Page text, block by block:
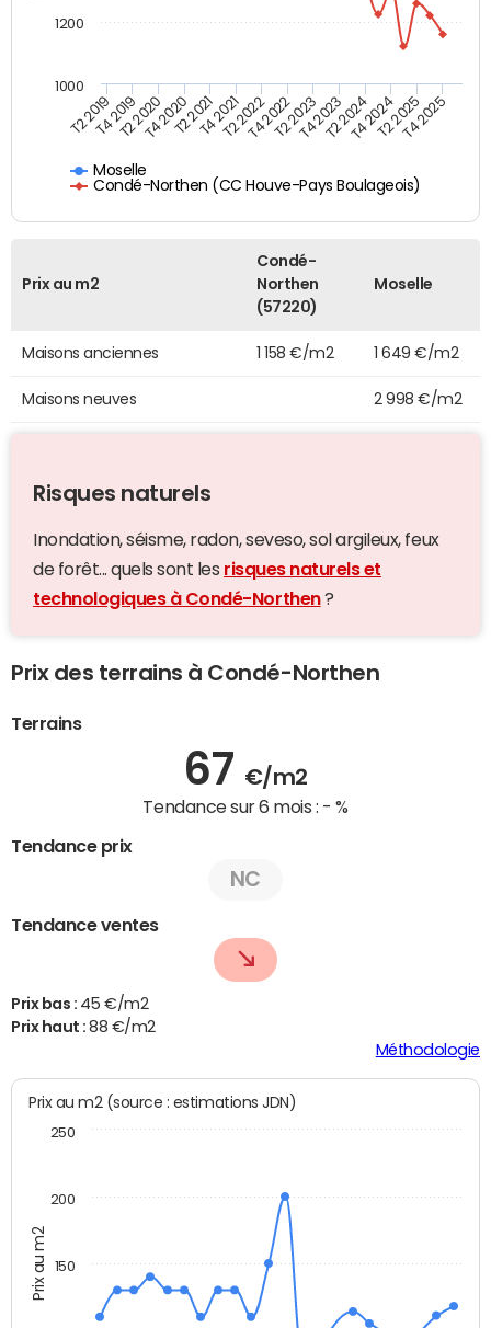
Moselle
Condé-Northen (CC Houve-Pays Boulageois)
T2 2019T4 2019T2 2020T4 2020T2 2021T4 2021T2 2022T4 2022T2 2023T4 2023T2 2024T4 2024T2 2025T4 2025
1000
1200
Prix au m2
Condé-
Northen
(57220)
Moselle
Maisons anciennes 1 158 €/m2 1 649 €/m2
Maisons neuves 2 998 €/m2
Risques naturels
Inondation, séisme, radon, seveso, sol argileux, feux
de forêt... quels sont les risques naturels et
technologiques à Condé-Northen?
Prix des terrains à Condé-Northen
Terrains
67 €/m2
Tendance sur 6 mois : - %
Tendance prix
NC
Tendance ventes
Prix bas : 45 €/m2
Prix haut :88 €/m2
Méthodologie
Prix au m2
Prix au m2 (source : estimations JDN)
150
200
250